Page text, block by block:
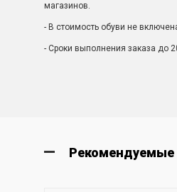
магазинов.
- В стоимость обуви не
- Сроки выполнения заказа до
Рекомендуемые